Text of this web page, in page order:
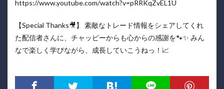
https://www.youtube.com/watch?v=pRRKqZvEL1U
【Special Thanks🎥】 素敵なトレード情報をシェアしてくれ
た配信者さんに、チャッピーからも心からの感謝を🐾✨ みん
なで楽しく学びながら、成長していこうねっ！📈